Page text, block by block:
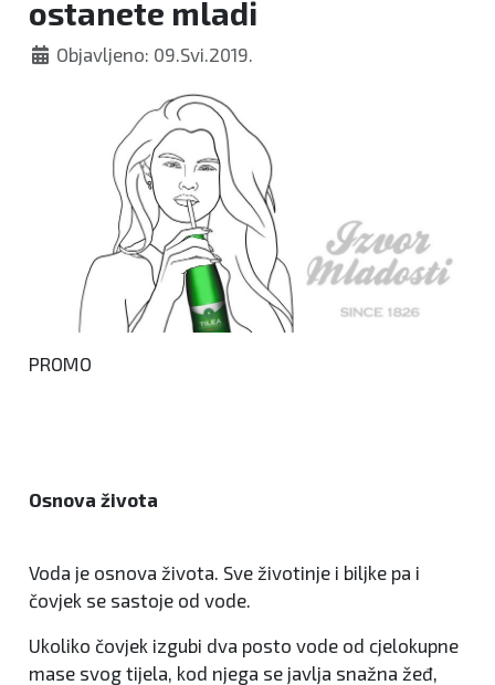
ostanete mladi
Objavljeno: 09.Svi.2019.
PROMO
Osnova života
Voda je osnova života. Sve životinje i biljke pa i
čovjek se sastoje od vode.
Ukoliko čovjek izgubi dva posto vode od cjelokupne
mase svog tijela, kod njega se javlja snažna žeđ,